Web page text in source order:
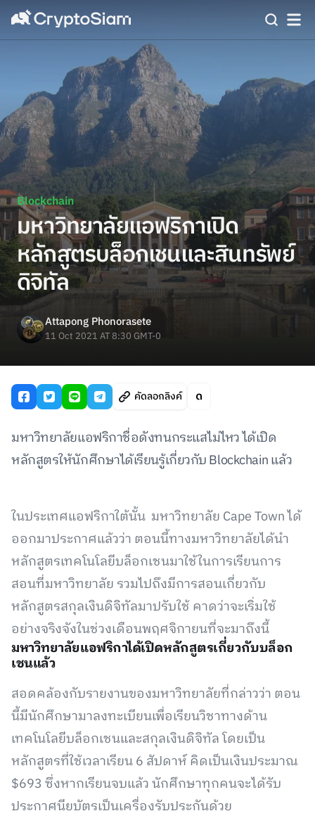
Blockchain
มหาวิทยาลัยแอฟริกาเปิด
หลักสูตรบล็อกเชนและสินทรัพย์
ดิจิทัล
Attapong Phonorasete
11 Oct 2021 AT 8:30 GMT-0
คัดลอกลิงค์
มหาวิทยาลัยแอฟริกาชื่อดังทนกระแสไม่ไหว ได้เปิด
หลักสูตรให้นักศึกษาได้เรียนรู้เกี่ยวกับ Blockchain แล้ว
ในประเทศแอฟริกาใต้นั้น มหาวิทยาลัย Cape Town ได้
ออกมาประกาศแล้วว่า ตอนนี้ทางมหาวิทยาลัยได้นำ
หลักสูตรเทคโนโลยีบล็อกเชนมาใช้ในการเรียนการ
สอนที่มหาวิทยาลัย รวมไปถึงมีการสอนเกี่ยวกับ
หลักสูตรสกุลเงินดิจิทัลมาปรับใช้ คาดว่าจะเริ่มใช้
อย่างจริงจังในช่วงเดือนพฤศจิกายนที่จะมาถึงนี้
มหาวิทยาลัยแอฟริกาได้เปิดหลักสูตรเกี่ยวกับบล็อก
เชนแล้ว
สอดคล้องกับรายงานของมหาวิทยาลัยที่กล่าวว่า ตอน
นี้มีนักศึกษามาลงทะเบียนเพื่อเรียนวิชาทางด้าน
เทคโนโลยีบล็อกเชนและสกุลเงินดิจิทัล โดยเป็น
หลักสูตรที่ใช้เวลาเรียน 6 สัปดาห์ คิดเป็นเงินประมาณ
$693 ซึ่งหากเรียนจบแล้ว นักศึกษาทุกคนจะได้รับ
ประกาศนียบัตรเป็นเครื่องรับประกันด้วย